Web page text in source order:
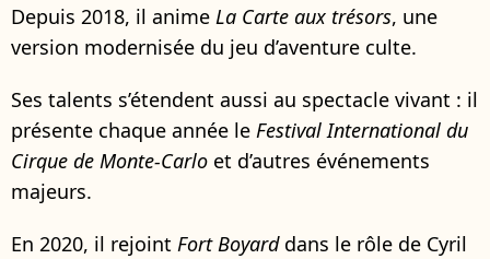
Depuis 2018, il anime La Carte aux trésors, une
version modernisée du jeu d’aventure culte.
Ses talents s’étendent aussi au spectacle vivant : il
présente chaque année le Festival International du
Cirque de Monte-Carlo et d’autres événements
majeurs.
En 2020, il rejoint Fort Boyarddans le rôle de Cyril